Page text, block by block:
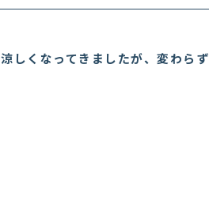
くなってきましたが、変わらず